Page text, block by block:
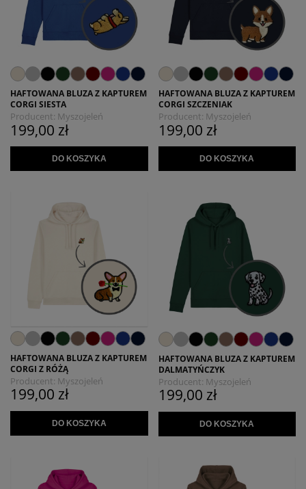
HAFTOWANA BLUZA Z KAPTUREM
CORGI SIESTA
Producent: Myszojeleń
199,00 zł
DO KOSZYKA
HAFTOWANA BLUZA Z KAPTUREM
CORGI SZCZENIAK
Producent: Myszojeleń
199,00 zł
DO KOSZYKA
HAFTOWANA BLUZA Z KAPTUREM
CORGI Z RÓŻĄ
Producent: Myszojeleń
199,00 zł
DO KOSZYKA
HAFTOWANA BLUZA Z KAPTUREM
DALMATYŃCZYK
Producent: Myszojeleń
199,00 zł
DO KOSZYKA